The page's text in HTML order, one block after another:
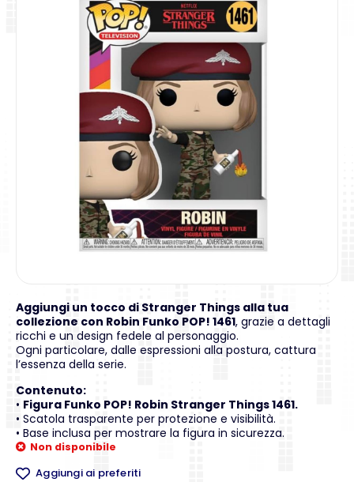
Aggiungi un tocco di Stranger Things alla tua
collezione con Robin Funko POP! 1461, grazie a dettagli
ricchi e un design fedele al personaggio.
Ogni particolare, dalle espressioni alla postura, cattura
l’essenza della serie.
Contenuto:
• Figura Funko POP! Robin Stranger Things 1461.
• Scatola trasparente per protezione e visibilità.
• Base inclusa per mostrare la figura in sicurezza.
Non disponibile
Aggiungi ai preferiti